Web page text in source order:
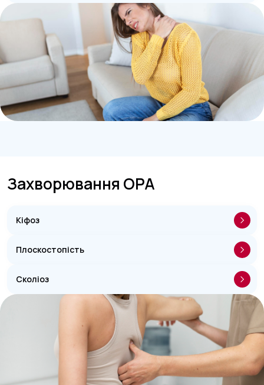
Захворювання ОРА
Кіфоз
Плоскостопість
Сколіоз